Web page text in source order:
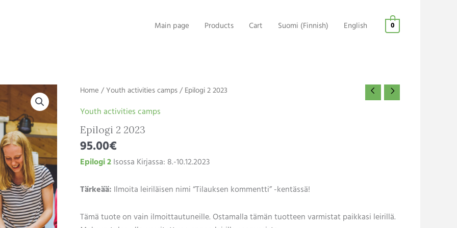
Main page Products Cart Suomi ( Finnish) English 0
Home / Youth activities camps/ Epilogi 2 2023
Youth activities camps
Epilogi 2 2023
95.00€
Epilogi 2Isossa Kirjassa: 8.-10.12.2023
Tärkeää: Ilmoita leiriläisen nimi “Tilauksen kommentti” -kentässä!
Tämä tuote on vain ilmoittautuneille. Ostamalla tämän tuotteen varmistat paikkasi leirillä.